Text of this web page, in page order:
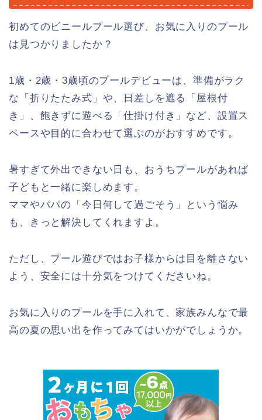
初めてのビニールプール選び、お気に入りのプール
は見つかりましたか？
1歳・2歳・3歳頃のプールデビューは、準備がラク
な「折りたたみ式」や、日差しを遮る「屋根付
き」、飽きずに遊べる「仕掛け付き」など、設置ス
ペースや目的に合わせて選ぶのがおすすめです。
暑すぎて外出できない日も、おうちプールがあれば
子どもと一緒に楽しめます。
ママやパパの「今日何して過ごそう」という悩み
も、きっと解決してくれますよ。
ただし、プール遊びではお子様からは目を離さない
よう、安全には十分気をつけてくださいね。
お気に入りのプールを手に入れて、家族みんなで最
高の夏の思い出を作ってみてはいかがでしょうか。